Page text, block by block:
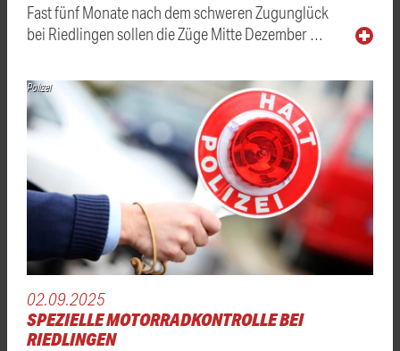
Fast fünf Monate nach dem schweren Zugunglück
bei Riedlingen sollen die Züge Mitte Dezember …
Polizei
02.09.2025
SPEZIELLE MOTORRADKONTROLLE BEI
RIEDLINGEN